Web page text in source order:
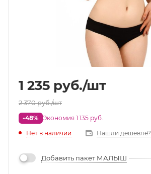
1 235 руб./шт
2 370руб./шт
-48% Экономия 1 135 руб.
Нет в наличии
Нашли дешевле?
Добавить пакет МАЛЫШ